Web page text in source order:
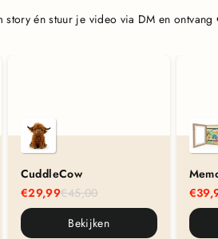
story én stuur je video via DM en ontvang
CuddleCow
€29,99€45,00
Bekijken